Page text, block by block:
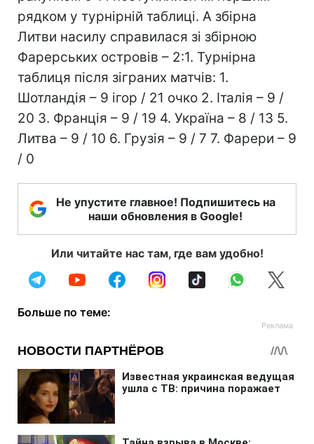
рядком у турнірній таблиці. А збірна
Литви насилу справилася зі збірною
Фарерських островів – 2:1. Турнірна
таблиця після зіграних матчів: 1.
Шотландія – 9 ігор / 21 очко 2. Італія – 9 /
20 3. Франція – 9 / 19 4. Україна – 8 / 13 5.
Литва – 9 / 10 6. Грузія – 9 / 7 7. Фарери – 9
/ 0
Не упустите главное! Подпишитесь на
наши обновления в Google!
Или читайте нас там, где вам удобно!
Больше по теме: